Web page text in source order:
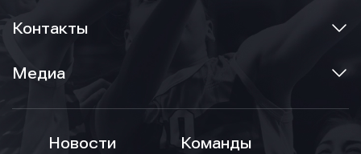
Контакты
Медиа
Новости
Команды